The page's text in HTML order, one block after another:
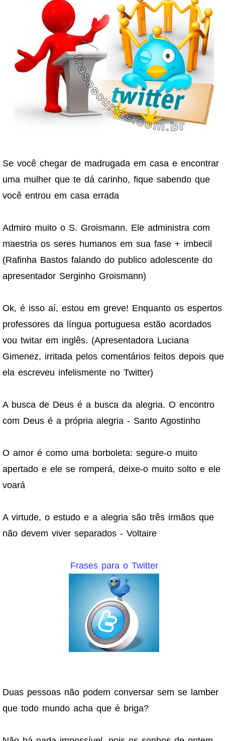
Se você chegar de madrugada em casa e encontrar
uma mulher que te dá carinho, fique sabendo que
você entrou em casa errada
Admiro muito o S. Groismann. Ele administra com
maestria os seres humanos em sua fase + imbecil
(Rafinha Bastos falando do publico adolescente do
apresentador Serginho Groismann)
Ok, é isso aí, estou em greve! Enquanto os espertos
professores da língua portuguesa estão acordados
vou twitar em inglês. (Apresentadora Luciana
Gimenez, irritada pelos comentários feitos depois que
ela escreveu infelismente no Twitter)
A busca de Deus é a busca da alegria. O encontro
com Deus é a própria alegria - Santo Agostinho
O amor é como uma borboleta: segure-o muito
apertado e ele se romperá, deixe-o muito solto e ele
voará
A virtude, o estudo e a alegria são três irmãos que
não devem viver separados - Voltaire
Frases para o Twitter
Duas pessoas não podem conversar sem se lamber
que todo mundo acha que é briga?